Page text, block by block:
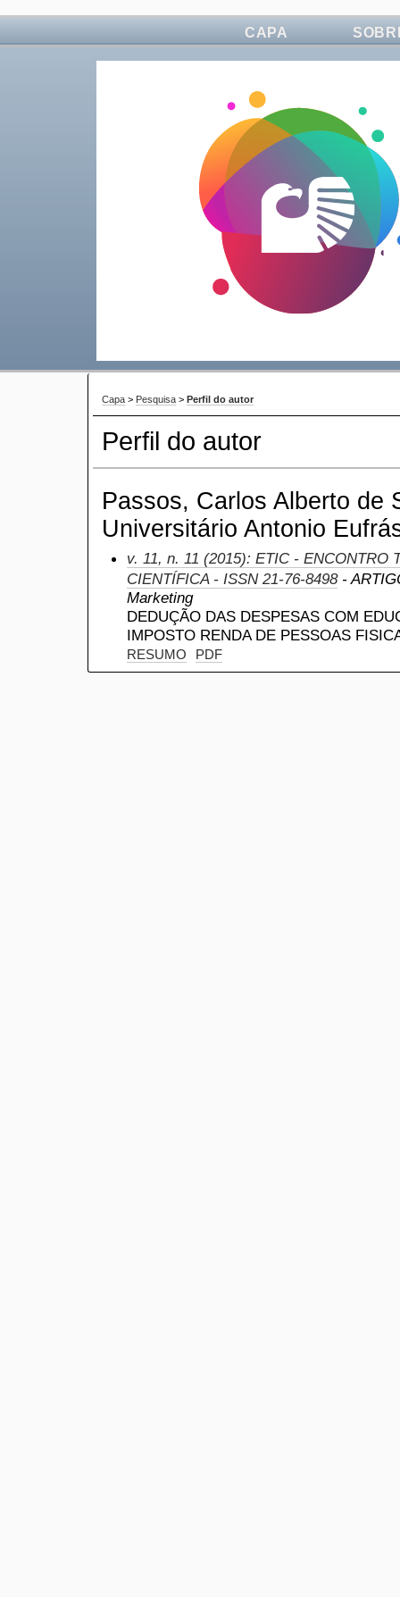
CAPA
Capa > Pesquisa > Perfil do autor
Perfil do autor
Passos, Carlos Alberto de
Universitário Antonio
v. 11, n. 11 (2015): ETIC - ENCONTRO
CIENTÍFICA - ISSN 21-76-8498-
Marketing
DEDUÇÃO DAS DESPESAS COM
IMPOSTO RENDA DE PESSOAS
RESUMO PDF